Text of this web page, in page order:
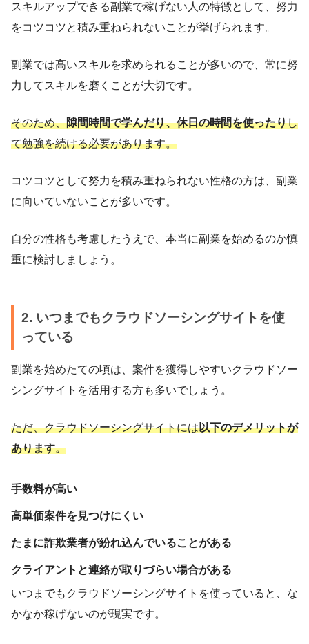
スキルアップできる副業で稼げない人の特徴として、努力
をコツコツと積み重ねられないことが挙げられます。
副業では高いスキルを求められることが多いので、常に努
力してスキルを磨くことが大切です。
そのため、隙間時間で学んだり、休日の時間を使ったりし
て勉強を続ける必要があります。
コツコツとして努力を積み重ねられない性格の方は、副業
に向いていないことが多いです。
自分の性格も考慮したうえで、本当に副業を始めるのか慎
重に検討しましょう。
2. いつまでもクラウドソーシングサイトを使
っている
副業を始めたての頃は、案件を獲得しやすいクラウドソー
シングサイトを活用する方も多いでしょう。
ただ、クラウドソーシングサイトには以下のデメリットが
あります。
手数料が高い
高単価案件を見つけにくい
たまに詐欺業者が紛れ込んでいることがある
クライアントと連絡が取りづらい場合がある
いつまでもクラウドソーシングサイトを使っていると、な
かなか稼げないのが現実です。